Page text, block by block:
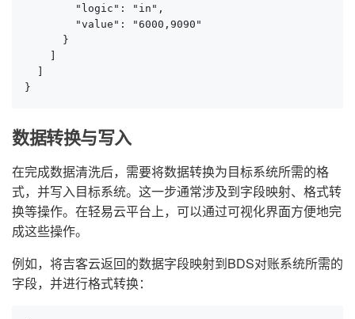
        "logic": "in",
        "value": "6000,9090"
      }
}
数据转换与写入
在完成数据清洗后，需要将数据转换为目标系统所需的格
式，并写入目标系统。这一步通常涉及到字段映射、格式转
换等操作。在轻易云平台上，可以通过可视化界面方便地完
成这些操作。
例如，将吉客云返回的数据字段映射到BDS对账系统所需的
字段，并进行格式转换：